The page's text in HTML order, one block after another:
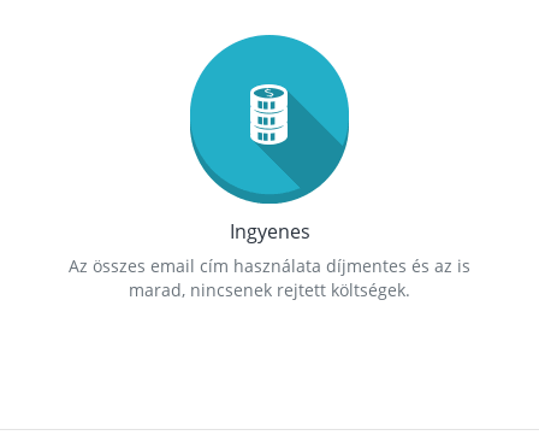
Ingyenes
Az összes email cím használata díjmentes és az is
marad, nincsenek rejtett költségek.